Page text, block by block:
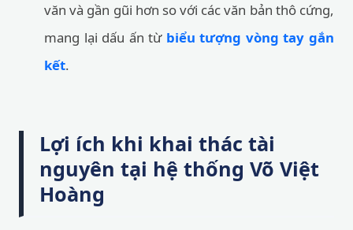
văn và gần gũi hơn so với các văn bản thô cứng,
mang lại dấu ấn từ biểu tượng vòng tay gắn
kết.
Lợi ích khi khai thác tài
nguyên tại hệ thống Võ Việt
Hoàng